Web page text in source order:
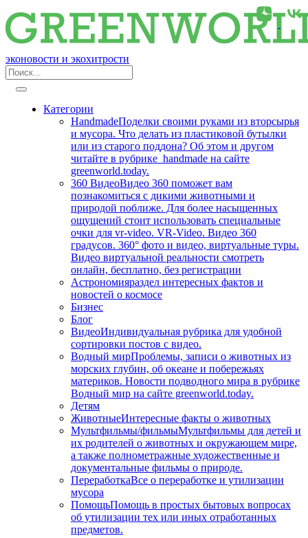
эконовости и экохитрости
Категории
HandmadeПоделки своими руками из вторсырья
и мусора. Что делать из пластиковой бутылки
или из старого поддона? Об этом и другом
читайте в рубрике handmade на сайте
greenworld.today.
360 ВидеоВидео 360 поможет вам
познакомиться с дикими животными и
природой поближе. Для более насыщенных
ощущений стоит использовать специальные
очки для vr-video. VR-Video. Видео 360
градусов. 360° фото и видео, виртуальные туры.
Видео виртуальной реальности смотреть
онлайн, бесплатно, без регистрации
Астрономияраздел интересных фактов и
новостей о космосе
Бизнес
Блог
ВидеоИндивидуальная рубрика для удобной
сортировки постов с видео.
Водный мирПроблемы, записи о животных из
морских глубин, об океане и побережьях
материков. Новости подводного мира в рубрике
Водный мир на сайте greenworld.today.
Детям
ЖивотныеИнтересные факты о животных
Мультфильмы/фильмыМультфильмы для детей и
их родителей о животных и окружающем мире,
а также полнометражные художественные и
документальные фильмы о природе.
ПереработкаВсе о переработке и утилизации
мусора
ПомощьПомощь в простых бытовых вопросах
об утилизации тех или иных отработанных
предметов.